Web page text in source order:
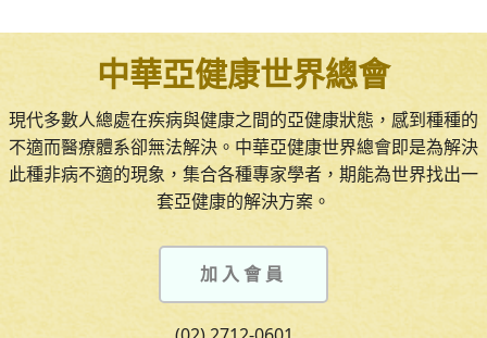
中華亞健康世界總會
現代多數人總處在疾病與健康之間的亞健康狀態，感到種種的
不適而醫療體系卻無法解決。中華亞健康世界總會即是為解決
此種非病不適的現象，集合各種專家學者，期能為世界找出一
套亞健康的解決方案。
加入會員